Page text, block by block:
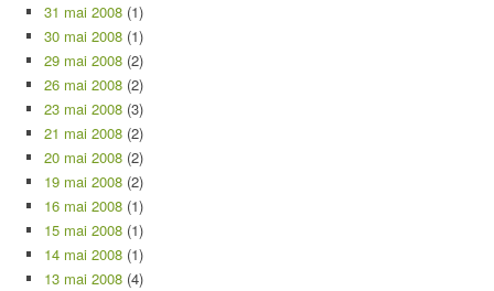
31 mai 2008 (1)
30 mai 2008 (1)
29 mai 2008 (2)
26 mai 2008 (2)
23 mai 2008 (3)
21 mai 2008 (2)
20 mai 2008 (2)
19 mai 2008 (2)
16 mai 2008 (1)
15 mai 2008 (1)
14 mai 2008 (1)
13 mai 2008 (4)